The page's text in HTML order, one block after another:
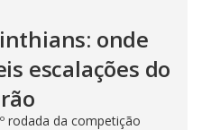
onde
escalações do
rodada da competição